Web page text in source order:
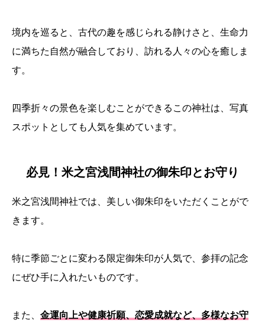
境内を巡ると、古代の趣を感じられる静けさと、生命力
に満ちた自然が融合しており、訪れる人々の心を癒しま
す。
四季折々の景色を楽しむことができるこの神社は、写真
スポットとしても人気を集めています。
必見！米之宮浅間神社の御朱印とお守り
米之宮浅間神社では、美しい御朱印をいただくことがで
きます。
特に季節ごとに変わる限定御朱印が人気で、参拝の記念
にぜひ手に入れたいものです。
また、 金運向上や健康祈願、恋愛成就など、多様なお守